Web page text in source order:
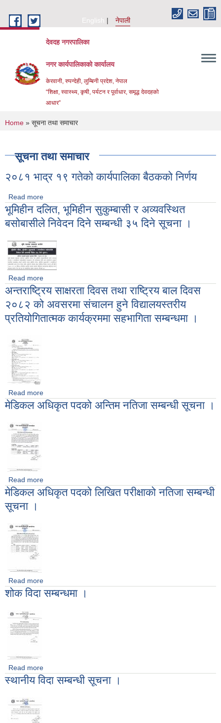
English
नेपाली
देवदह नगरपालिका
नगर कार्यपालिकाको कार्यालय
केरवानी, रुपन्देही, लुम्बिनी प्रदेश, नेपाल
“शिक्षा, स्वास्थ्य, कृषी, पर्यटन र पूर्वाधार, समृद्ध देवदहको
आधार”
You are here
Home » सूचना तथा समाचार
सूचना तथा समाचार
२०८१ भाद्र १९ गतेको कार्यपालिका बैठकको निर्णय
Read more
भूमिहीन दलित, भूमिहीन सुकुम्बासी र अव्यवस्थित
बसोबासीले निवेदन दिने सम्बन्धी ३५ दिने सूचना ।
Read more
निवेदन दिने सम्बन्धी ३५ दिने सूचना ।
अन्तराष्ट्रिय साक्षरता दिवस तथा राष्ट्रिय बाल दिवस
२०८२ को अवसरमा संचालन हुने विद्यालयस्तरीय
प्रतियोगितात्मक कार्यक्रममा सहभागिता सम्बन्धमा ।
Read more
अवसरमा संचालन हुने विद्यालयस्तरीय प्रतियोगितात्मक कार्यक्रममा
मेडिकल अधिकृत पदको अन्तिम नतिजा सम्बन्धी सूचना ।
Read more
मेडिकल अधिकृत पदको लिखित परीक्षाको नतिजा सम्बन्धी
सूचना ।
Read more
शोक विदा सम्बन्धमा ।
Read more
स्थानीय विदा सम्बन्धी सूचना ।